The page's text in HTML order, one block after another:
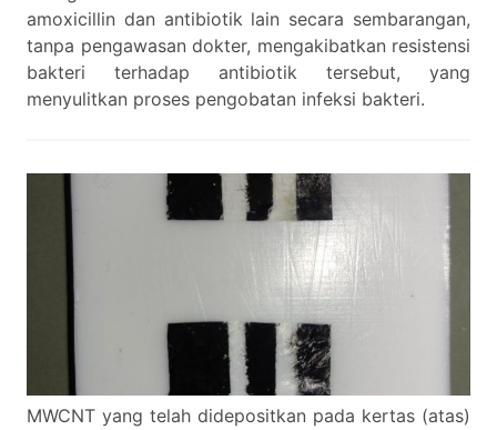
amoxicillin dan antibiotik lain secara sembarangan,
tanpa pengawasan dokter, mengakibatkan resistensi
bakteri terhadap antibiotik tersebut, yang
menyulitkan proses pengobatan infeksi bakteri.
MWCNT yang telah didepositkan pada kertas (atas)